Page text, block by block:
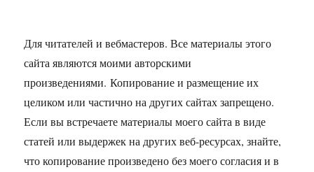
Для читателей и вебмастеров. Все материалы этого
сайта являются моими авторскими
произведениями. Копирование и размещение их
целиком или частично на других сайтах запрещено.
Если вы встречаете материалы моего сайта в виде
статей или выдержек на других веб-ресурсах, знайте,
что копирование произведено без моего согласия и в